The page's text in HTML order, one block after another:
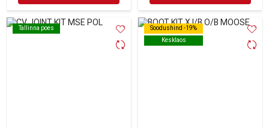
Tallinna poes
Tallinna poes
Soodushind -19%
Kesklaos
Soodushind -19%
Kesklaos